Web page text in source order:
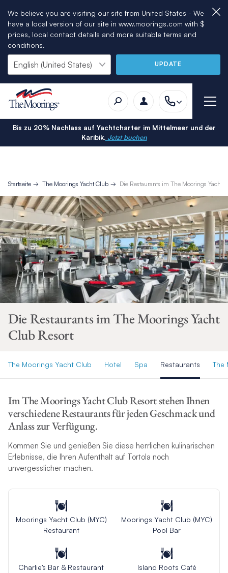
We believe you are visiting our site from United States - We
have a local version of our site in www.moorings.com with $
prices, local contact details and more suitable terms and
conditions.
UPDATE
Bis zu 20% Nachlass auf Yachtcharter im Mittelmeer und der
Karibik.Jetzt buchen
Startseite The Moorings Yacht Club Die Restaurants im The Moorings Yacht
Die Restaurants im The Moorings Yacht
Club Resort
The Moorings Yacht Club Hotel Spa Restaurants The
Im The Moorings Yacht Club Resort stehen Ihnen
verschiedene Restaurants für jeden Geschmack und
Anlass zur Verfügung.
Kommen Sie und genießen Sie diese herrlichen kulinarischen
Erlebnisse, die Ihren Aufenthalt auf Tortola noch
unvergesslicher machen.
Moorings Yacht Club (MYC)
Restaurant
Moorings Yacht Club (MYC)
Pool Bar
Charlie’s Bar & Restaurant Island Roots Café